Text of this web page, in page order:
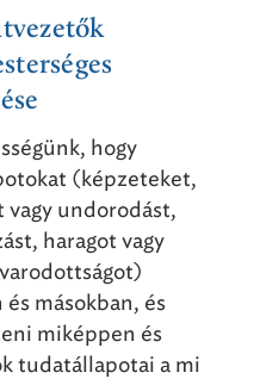
hogy
(képzeteket,
vagy undorodást,
haragot vagy
másokban, és
miképpen és
tudatállapotai a mi